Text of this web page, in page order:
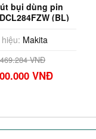
bụi dùng pin
(BL)
Makita
VNĐ
VNĐ